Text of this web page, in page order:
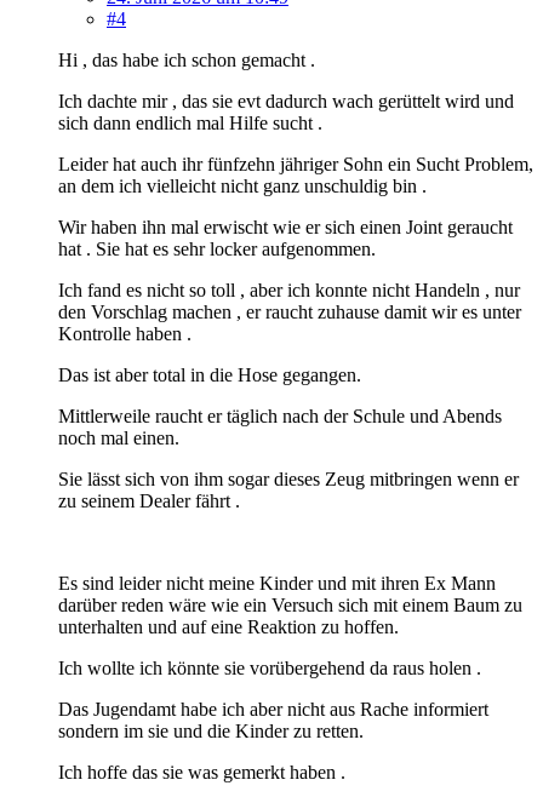
#4
Hi , das habe ich schon gemacht .
Ich dachte mir , das sie evt dadurch wach gerüttelt wird und
sich dann endlich mal Hilfe sucht .
Leider hat auch ihr fünfzehn jähriger Sohn ein Sucht Problem,
an dem ich vielleicht nicht ganz unschuldig bin .
Wir haben ihn mal erwischt wie er sich einen Joint geraucht
hat . Sie hat es sehr locker aufgenommen.
Ich fand es nicht so toll , aber ich konnte nicht Handeln , nur
den Vorschlag machen , er raucht zuhause damit wir es unter
Kontrolle haben .
Das ist aber total in die Hose gegangen.
Mittlerweile raucht er täglich nach der Schule und Abends
noch mal einen.
Sie lässt sich von ihm sogar dieses Zeug mitbringen wenn er
zu seinem Dealer fährt .
Es sind leider nicht meine Kinder und mit ihren Ex Mann
darüber reden wäre wie ein Versuch sich mit einem Baum zu
unterhalten und auf eine Reaktion zu hoffen.
Ich wollte ich könnte sie vorübergehend da raus holen .
Das Jugendamt habe ich aber nicht aus Rache informiert
sondern im sie und die Kinder zu retten.
Ich hoffe das sie was gemerkt haben .